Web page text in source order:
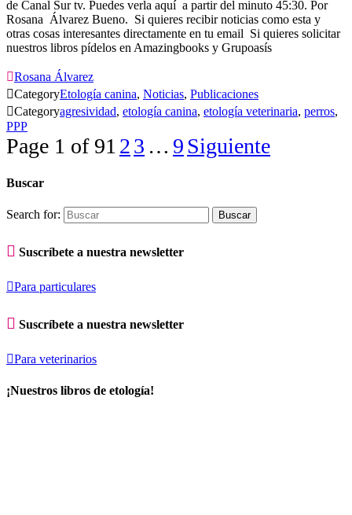
de Canal Sur tv. Puedes verla aquí a partir del minuto 45:30. Por
Rosana Álvarez Bueno. Si quieres recibir noticias como esta y
otras cosas interesantes directamente en tu email Si quieres solicitar
nuestros libros pídelos en Amazingbooks y Grupoasís
Rosana Álvarez
CategoryEtología canina, Noticias, Publicaciones
Categoryagresividad, etología canina, etología veterinaria, perros,
PPP
Page 1 of 9123 … 9Siguiente
Buscar
Search for:
 Suscríbete a nuestra newsletter
Para particulares
 Suscríbete a nuestra newsletter
Para veterinarios
¡Nuestros libros de etología!